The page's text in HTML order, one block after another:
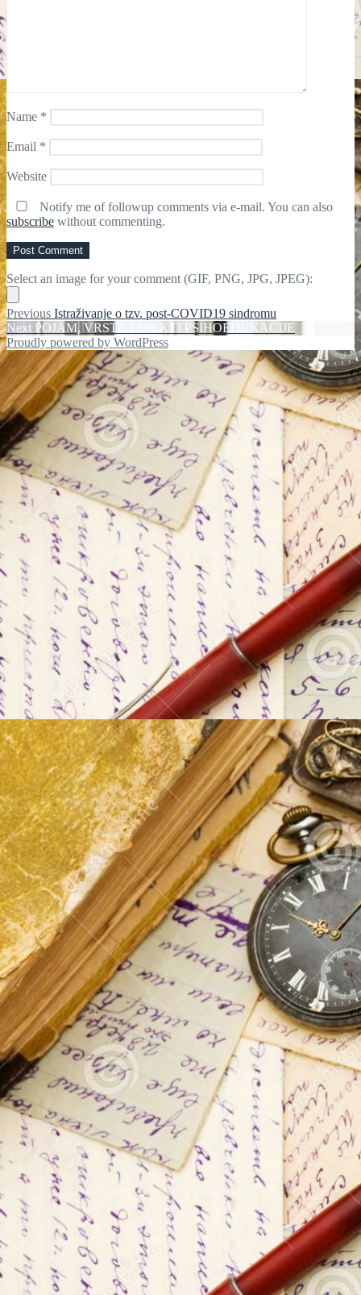
Name *
Email *
Website
Notify me of followup comments via e-mail. You can also
subscribe without commenting.
Select an image for your comment (GIF, PNG, JPG, JPEG):
Post
navigation
Previous Previous
post:
Istraživanje o tzv. post-COVID19 sindromu
Next Next
post:
POJAM, VRSTE I EFEKTI PSIHOEDUKACIJE
Proudly powered by WordPress